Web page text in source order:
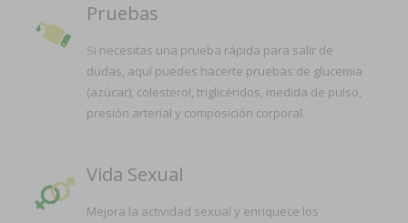
Pruebas
Si necesitas una prueba rápida para salir de
dudas, aquí puedes hacerte pruebas de glucemia
(azúcar), colesterol, triglicéridos, medida de pulso,
presión arterial y composición corporal.
Vida Sexual
Mejora la actividad sexual y enriquece los